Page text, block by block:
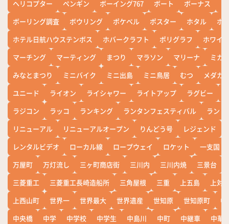
ヘリコプター
ペンギン ボーイング767 ボート ボーナス
ボーリング調査
ボウリング ポケベル ポスター ホタル
ホ
ホテル日航ハウステンボス
ホバークラフト ポリグラフ
ホワイ
マーチング
マーティング まつり マラソン マリーナ
ミカ
みなとまつり
ミニバイク ミニ出島 ミニ鳥居 むつ
メダカ
ユニード
ライオン ライシャワー ライトアップ ラグビー
ラジコン
ラッコ ランキング ランタンフェスティバル
ランド
リニューアル
リニューアルオープン りんどう号 レジェンド
レンタルビデオ
ローカル線 ロープウェイ ロケット
一支国
万屋町
万灯流し 三ヶ町商店街 三川内 三川内焼 三景台
三菱重工
三菱重工長崎造船所 三角屋根 三重 上五島
上対
上西山町
世界一 世界最大 世界遺産 世知原 世知原町
中
中央橋
中学 中学校 中学生 中島川 中町 中継車
中華